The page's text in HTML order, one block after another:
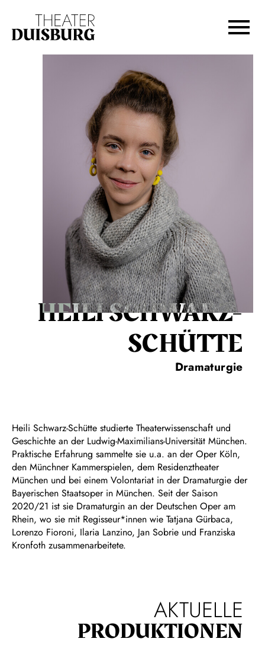
Zur Hauptnavigation springen
Zum Footer springen
HEILI SCHWARZ-
SCHÜTTE
Dramaturgie
Heili Schwarz-Schütte studierte Theaterwissenschaft und
Geschichte an der Ludwig-Maximilians-Universität München.
Praktische Erfahrung sammelte sie u.a. an der Oper Köln,
den Münchner Kammerspielen, dem Residenztheater
München und bei einem Volontariat in der Dramaturgie der
Bayerischen Staatsoper in München. Seit der Saison
2020/21 ist sie Dramaturgin an der Deutschen Oper am
Rhein, wo sie mit Regisseur*innen wie Tatjana Gürbaca,
Lorenzo Fioroni, Ilaria Lanzino, Jan Sobrie und Franziska
Kronfoth zusammenarbeitete.
AKTUELLE
PRODUKTIONEN